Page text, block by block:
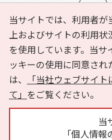
当サイトでは、利用者
上およびサイトの利用
を使用しています。当サ
ッキーの使用に同意さ
は、
「当社ウェブサイ
て」 をご覧ください。
当
「個人情
e-NAVITA（イーナビタ）
利用規約
個人情報
サイトマップ